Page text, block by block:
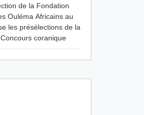
de la Fondation
Ouléma Africains au
les présélections de la
coranique